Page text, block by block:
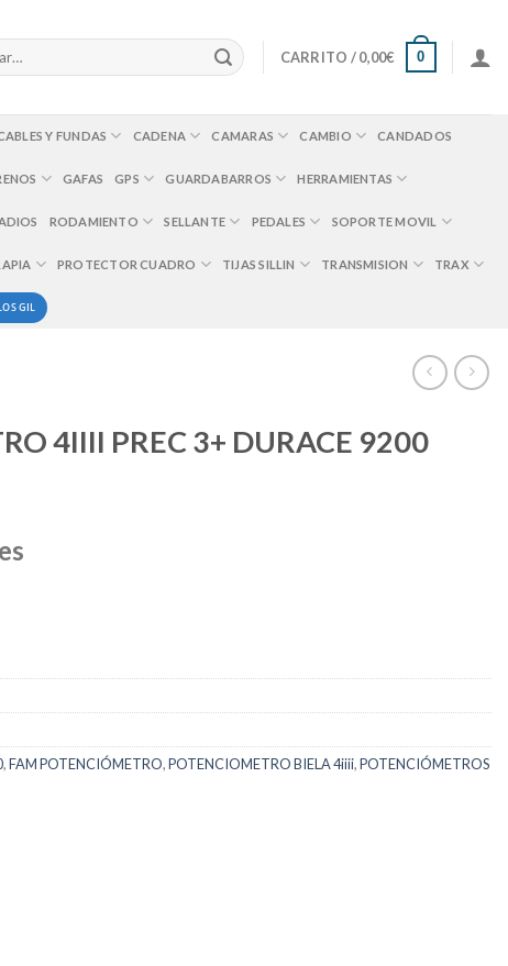
CARRITO /0,00€ 0
Y FUNDAS CADENA CAMARAS CAMBIO CANDADOS
GAFAS GPS GUARDABARROS HERRAMIENTAS
RODAMIENTO SELLANTE PEDALES SOPORTE MOVIL
PROTECTOR CUADRO TIJAS SILLIN TRANSMISION TRAX
GIL
4IIII PREC 3+ DURACE 9200
,FAM POTENCIÓMETRO,POTENCIOMETRO BIELA 4iiii,POTENCIÓMETROS